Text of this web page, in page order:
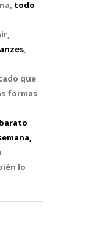
todo
,
que
formas
lo